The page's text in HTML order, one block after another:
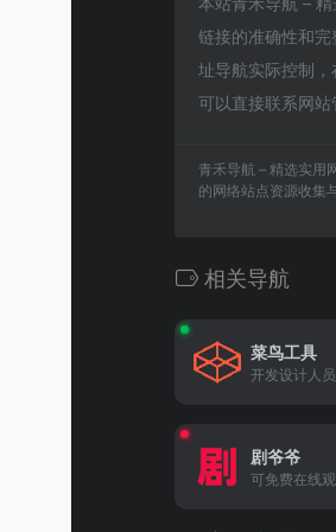
链接的准确性和
址导航实际控制
可以直接联系网站
青禾导航 – 精选实用
的网络站点资源收集
相关导航
菜鸟工具
开发设计人
剧爷爷